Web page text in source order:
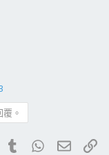
。
PinterestTumblrWhatsApp
電子